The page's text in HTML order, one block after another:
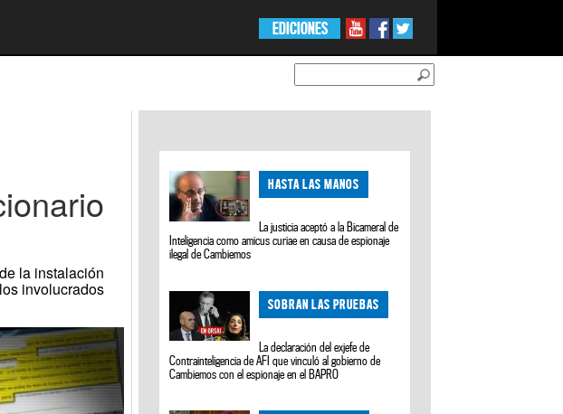
EDICIONES
la instalación
involucrados
HASTA LAS MANOS
La justicia aceptó a la Bicameral de
Inteligencia como amicus curiae en causa de espionaje
ilegal de Cambiemos
SOBRAN LAS PRUEBAS
La declaración del exjefe de
Contrainteligencia de AFI que vinculó al gobierno de
Cambiemos con el espionaje en el BAPRO